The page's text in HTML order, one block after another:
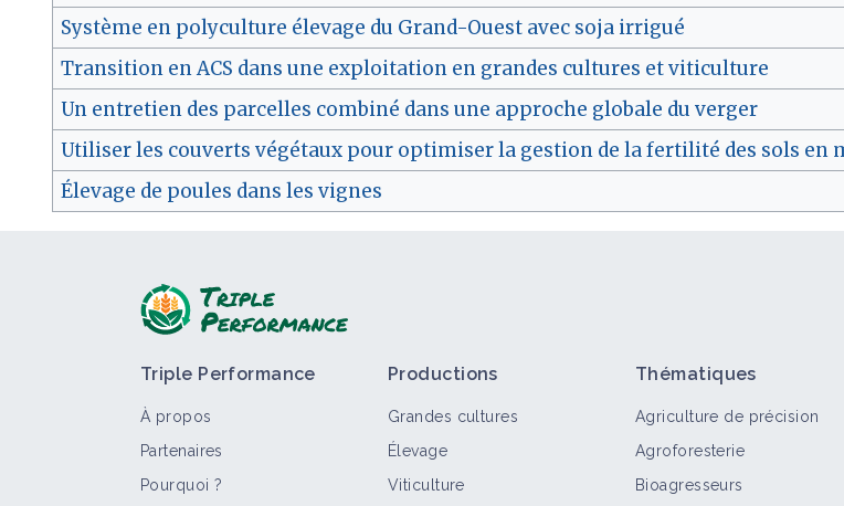
Système en polyculture élevage du Grand-Ouest avec soja irrigué
Transition en ACS dans une exploitation en grandes cultures et viticulture
Un entretien des parcelles combiné dans une approche globale du verger
Utiliser les couverts végétaux pour optimiser la gestion de la fertilité des sols en
Élevage de poules dans les vignes
Triple Performance
À propos
Partenaires
Pourquoi ?
Productions
Grandes cultures
Élevage
Viticulture
Thématiques
Agriculture de précision
Agroforesterie
Bioagresseurs